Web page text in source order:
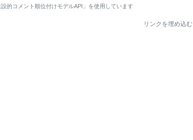
的コメント順位付けモデルAPI」を使用しています
リンクを埋め込む